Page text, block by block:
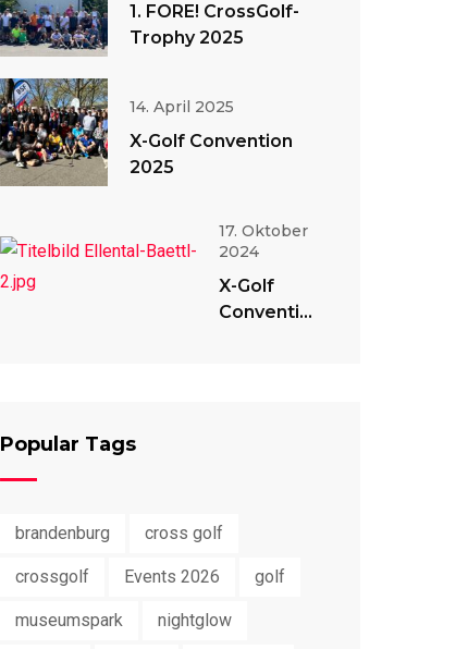
1. FORE! CrossGolf-
Trophy 2025
14. April 2025
X-Golf Convention
2025
17. Oktober
2024
X-Golf
Convention
Popular Tags
brandenburg cross golf
crossgolf Events 2026 golf
museumspark nightglow